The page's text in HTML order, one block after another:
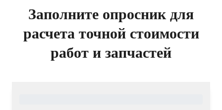
Заполните опросник для
расчета точной стоимости
работ и запчастей